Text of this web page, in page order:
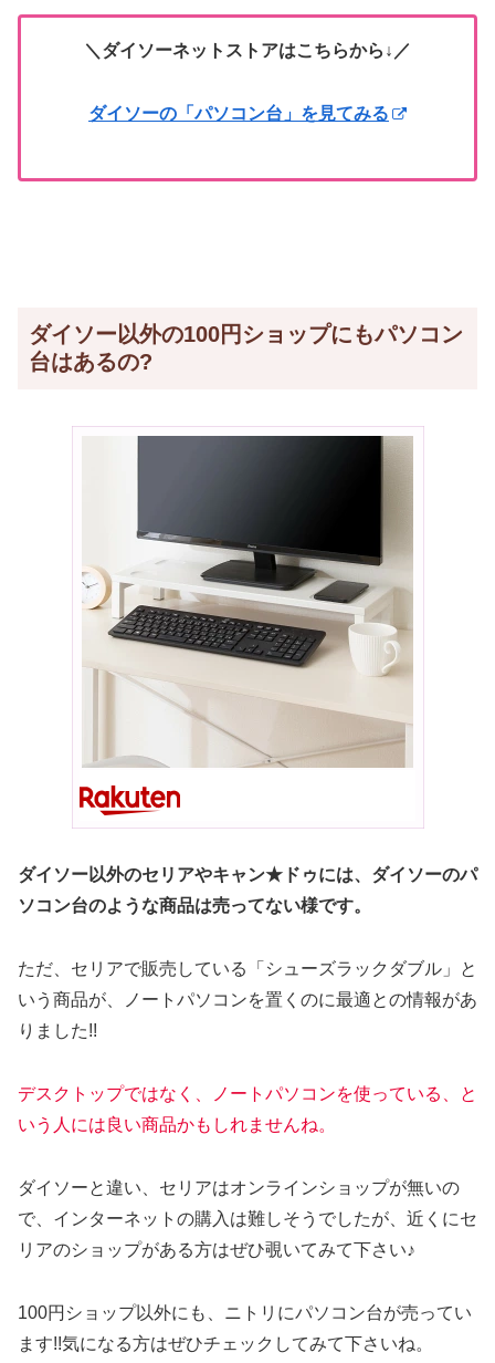
＼ダイソーネットストアはこちらから↓／
ダイソーの「パソコン台」を見てみる
ダイソー以外の100円ショップにもパソコン
台はあるの?
ダイソー以外のセリアやキャン★ドゥには、ダイソーのパ
ソコン台のような商品は売ってない様です。
ただ、セリアで販売している「シューズラックダブル」と
いう商品が、ノートパソコンを置くのに最適との情報があ
りました!!
デスクトップではなく、ノートパソコンを使っている、と
いう人には良い商品かもしれませんね。
ダイソーと違い、セリアはオンラインショップが無いの
で、インターネットの購入は難しそうでしたが、近くにセ
リアのショップがある方はぜひ覗いてみて下さい♪
100円ショップ以外にも、ニトリにパソコン台が売ってい
ます!!気になる方はぜひチェックしてみて下さいね。